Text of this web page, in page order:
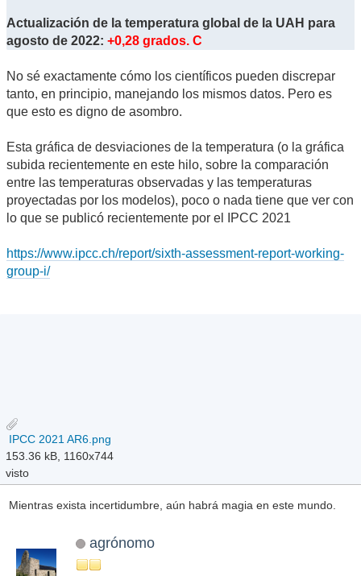
Actualización de la temperatura global de la UAH para
agosto de 2022: +0,28 grados. C
No sé exactamente cómo los científicos pueden discrepar
tanto, en principio, manejando los mismos datos. Pero es
que esto es digno de asombro.
Esta gráfica de desviaciones de la temperatura (o la gráfica
subida recientemente en este hilo, sobre la comparación
entre las temperaturas observadas y las temperaturas
proyectadas por los modelos), poco o nada tiene que ver con
lo que se publicó recientemente por el IPCC 2021
https://www.ipcc.ch/report/sixth-assessment-report-working-
group-i/
IPCC 2021 AR6.png
153.36 kB, 1160x744
visto
Mientras exista incertidumbre, aún habrá magia en este mundo.
agrónomo